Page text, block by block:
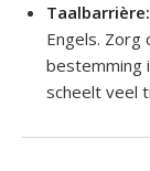
Taalbarrière:
Engels. Zorg
bestemming
scheelt veel